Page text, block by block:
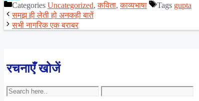
ShareCategories Uncategorized,कविता,काव्यभाषा Tags gupta
समझ ही लेती हो अनकही बातें
सभी नागरिक एक बराबर
रचनाएँ खोजें